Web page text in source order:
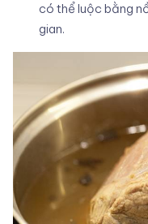
có thể luộc bằng
gian.